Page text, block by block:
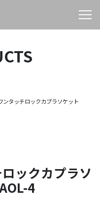
ンタッチロックカプラソケット
ロックカプラソ
4